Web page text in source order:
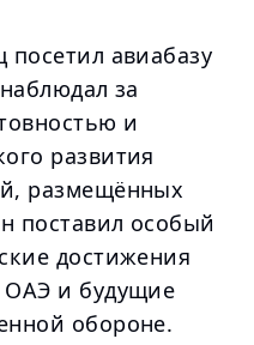
авиабазу
за
и
развития
размещённых
поставил особый
достижения
ОАЭ и будущие
обороне.